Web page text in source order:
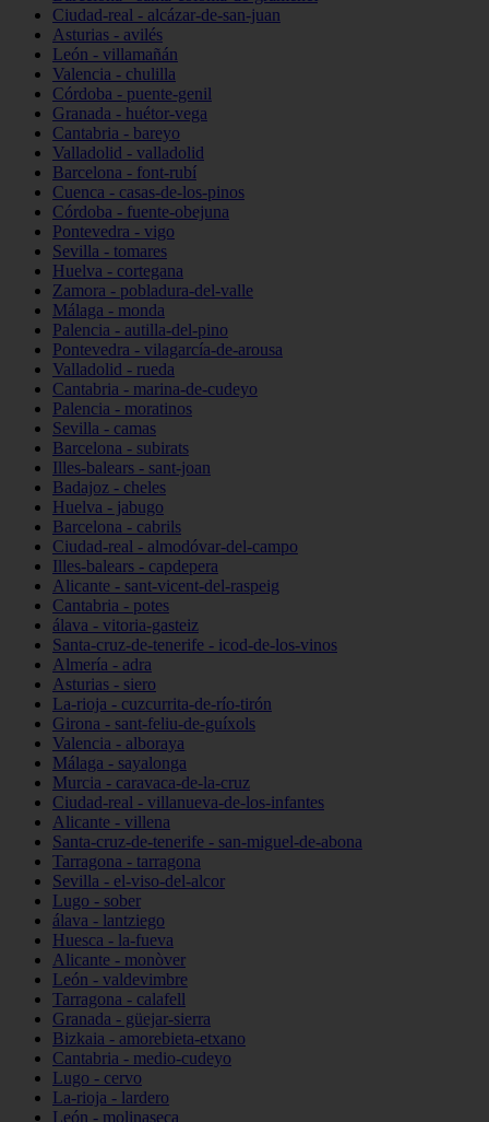
Ciudad-real - alcázar-de-san-juan
Asturias - avilés
León - villamañán
Valencia - chulilla
Córdoba - puente-genil
Granada - huétor-vega
Cantabria - bareyo
Valladolid - valladolid
Barcelona - font-rubí
Cuenca - casas-de-los-pinos
Córdoba - fuente-obejuna
Pontevedra - vigo
Sevilla - tomares
Huelva - cortegana
Zamora - pobladura-del-valle
Málaga - monda
Palencia - autilla-del-pino
Pontevedra - vilagarcía-de-arousa
Valladolid - rueda
Cantabria - marina-de-cudeyo
Palencia - moratinos
Sevilla - camas
Barcelona - subirats
Illes-balears - sant-joan
Badajoz - cheles
Huelva - jabugo
Barcelona - cabrils
Ciudad-real - almodóvar-del-campo
Illes-balears - capdepera
Alicante - sant-vicent-del-raspeig
Cantabria - potes
álava - vitoria-gasteiz
Santa-cruz-de-tenerife - icod-de-los-vinos
Almería - adra
Asturias - siero
La-rioja - cuzcurrita-de-río-tirón
Girona - sant-feliu-de-guíxols
Valencia - alboraya
Málaga - sayalonga
Murcia - caravaca-de-la-cruz
Ciudad-real - villanueva-de-los-infantes
Alicante - villena
Santa-cruz-de-tenerife - san-miguel-de-abona
Tarragona - tarragona
Sevilla - el-viso-del-alcor
Lugo - sober
álava - lantziego
Huesca - la-fueva
Alicante - monòver
León - valdevimbre
Tarragona - calafell
Granada - güejar-sierra
Bizkaia - amorebieta-etxano
Cantabria - medio-cudeyo
Lugo - cervo
La-rioja - lardero
León - molinaseca